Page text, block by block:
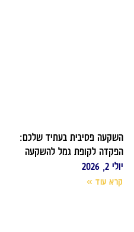
השקעה פסיבית בעתיד שלכם:
הפקדה לקופת גמל להשקעה
יולי 2, 2026
קרא עוד »